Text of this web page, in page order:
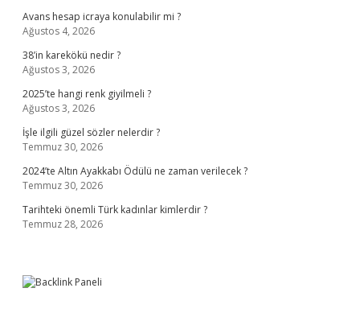
Avans hesap icraya konulabilir mi ?
Ağustos 4, 2026
38’in karekökü nedir ?
Ağustos 3, 2026
2025’te hangi renk giyilmeli ?
Ağustos 3, 2026
İşle ilgili güzel sözler nelerdir ?
Temmuz 30, 2026
2024’te Altın Ayakkabı Ödülü ne zaman verilecek ?
Temmuz 30, 2026
Tarihteki önemli Türk kadınlar kimlerdir ?
Temmuz 28, 2026